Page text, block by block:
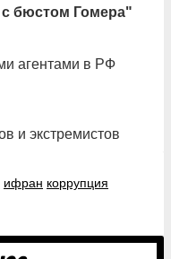
бюстом Гомера"
агентами в РФ
и экстремистов
ифран коррупция